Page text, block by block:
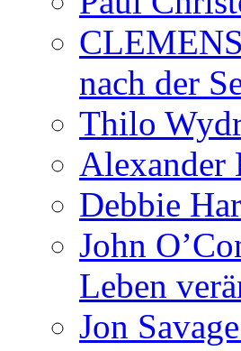
nach der
Thilo
Alexander
Debbie
John
Leben
Jon